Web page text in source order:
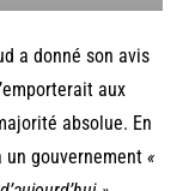
a donné son avis
aux
absolue. En
un gouvernement«